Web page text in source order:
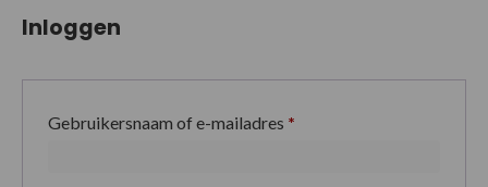
Inloggen
Gebruikersnaam of e-mailadres *